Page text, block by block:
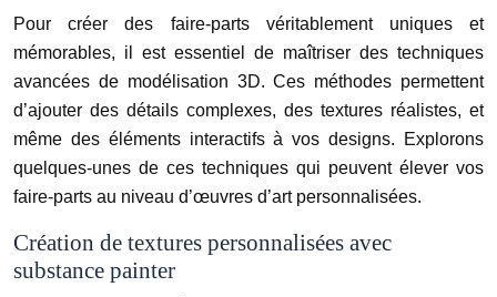
Pour créer des faire-parts véritablement uniques et
mémorables, il est essentiel de maîtriser des techniques
avancées de modélisation 3D. Ces méthodes permettent
d’ajouter des détails complexes, des textures réalistes, et
même des éléments interactifs à vos designs. Explorons
quelques-unes de ces techniques qui peuvent élever vos
faire-parts au niveau d’œuvres d’art personnalisées.
Création de textures personnalisées avec
substance painter